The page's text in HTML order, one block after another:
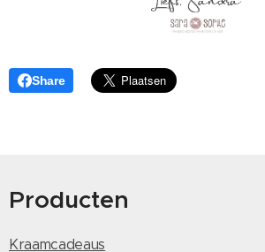
Share
Producten
Kraamcadeaus